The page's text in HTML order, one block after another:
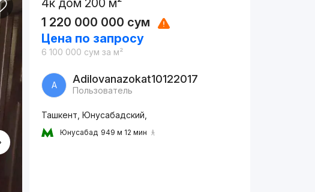
4к дом 200 м²
1 220 000 000 сум
Цена по запросу
6 100 000 сум за м²
A Adilovanazokat10122017
Пользователь
Ташкент, Юнусабадский,
Юнусабад 949 м 12 мин